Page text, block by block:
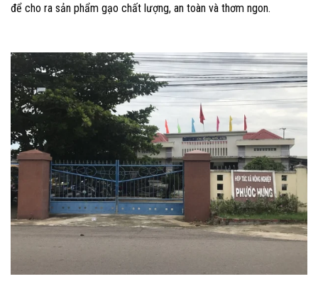
để cho ra sản phẩm gạo chất lượng, an toàn và thơm ngon.